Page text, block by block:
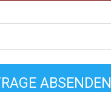
ABSENDEN